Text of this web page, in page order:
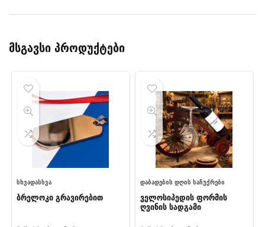
მსგავსი პროდუქტები
ᲡᲮᲕᲐᲓᲐᲡᲮᲕᲐ
ბრელოკი გრავირებით
ᲓᲐᲑᲐᲓᲔᲑᲘᲡ ᲓᲦᲘᲡ ᲡᲐᲩᲣᲥᲠᲔᲑᲘ
ველოსიპედის ფორმის
ღვინის სადგამი